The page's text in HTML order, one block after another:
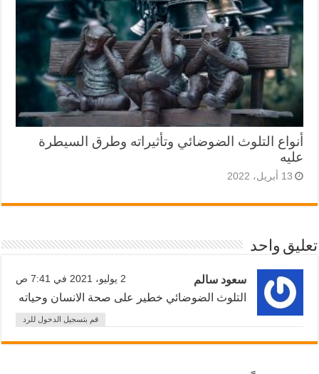
أنواع التلوث الضوضائي وتأثيراته وطرق السيطرة
عليه
13 أبريل، 2022
تعليق واحد
سعود سالم 2 يوليو، 2021 في 7:41 ص
التلوث الضوضائي خطير على صحة الانسان وحياته
قم بتسجيل الدخول للرد